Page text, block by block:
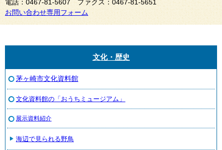
電話：0467-81-5607 ファクス：0467-81-5651
お問い合わせ専用フォーム
文化・歴史
茅ヶ崎市文化資料館
文化資料館の「おうちミュージアム」
展示資料紹介
海辺で見られる野鳥